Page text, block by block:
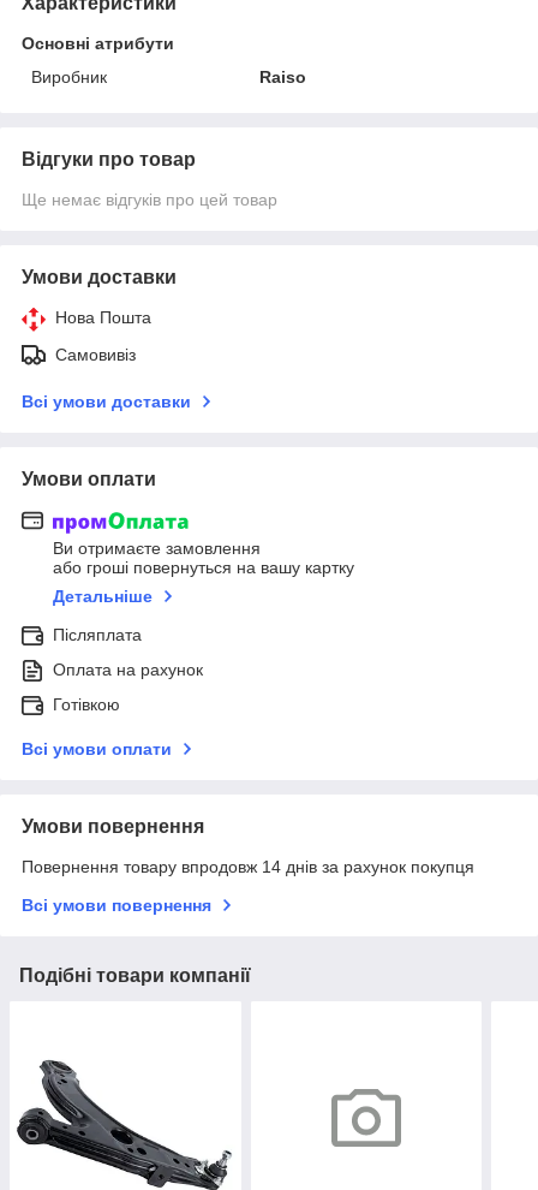
Основні атрибути
Виробник
Raiso
Відгуки про товар
Ще немає відгуків про цей товар
Умови доставки
Нова Пошта
Самовивіз
Всі умови доставки
Умови оплати
Ви отримаєте замовлення
або гроші повернуться на вашу картку
Детальніше
Післяплата
Оплата на рахунок
Готівкою
Всі умови оплати
Умови повернення
Повернення товару впродовж 14 днів за рахунок покупця
Всі умови повернення
Подібні товари компанії